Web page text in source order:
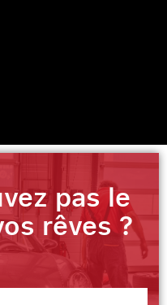
pas le
rêves ?